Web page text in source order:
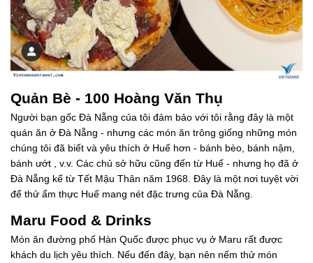
Quản Bè - 100 Hoàng Văn Thụ
Người bạn gốc Đà Nẵng của tôi đảm bảo với tôi rằng đây là một
quán ăn ở Đà Nẵng - nhưng các món ăn trông giống những món
chúng tôi đã biết và yêu thích ở Huế hơn - bánh bèo, bánh nậm,
bánh ướt , v.v. Các chủ sở hữu cũng đến từ Huế - nhưng họ đã ở
Đà Nẵng kể từ Tết Mậu Thân năm 1968. Đây là một nơi tuyệt vời
để thử ẩm thực Huế mang nét đặc trưng của Đà Nẵng.
Maru Food & Drinks
Món ăn đường phố Hàn Quốc được phục vụ ở Maru rất được
khách du lịch yêu thích. Nếu đến đây, bạn nên nếm thử món